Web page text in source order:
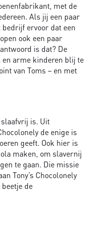
met de
Als jij een paar
ervoor dat een
ook een paar
is dat? De
arme kinderen blij te
van Toms – en met
is. Uit
de enige is
geeft. Ook hier is
maken, om slavernij
te gaan. Die missie
Tony’s Chocolonely
de